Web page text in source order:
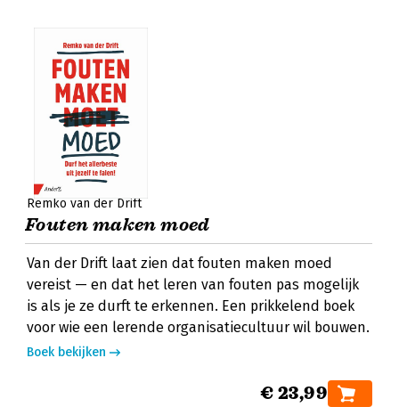
Remko van der Drift
Fouten maken moed
Van der Drift laat zien dat fouten maken moed
vereist — en dat het leren van fouten pas mogelijk
is als je ze durft te erkennen. Een prikkelend boek
voor wie een lerende organisatiecultuur wil bouwen.
Boek bekijken
€ 23,99